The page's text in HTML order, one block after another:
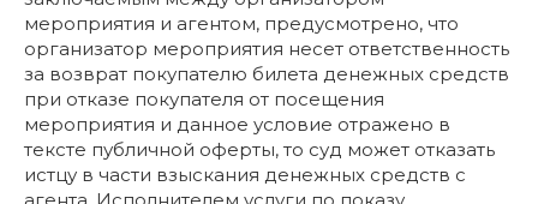
мероприятия и агентом, предусмотрено, что
организатор мероприятия несет ответственность
за возврат покупателю билета денежных средств
при отказе покупателя от посещения
мероприятия и данное условие отражено в
тексте публичной оферты, то суд может отказать
истцу в части взыскания денежных средств с